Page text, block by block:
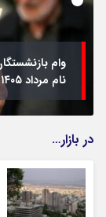
نام مرداد ۱۴۰۵ اعلام شد
در بازار…